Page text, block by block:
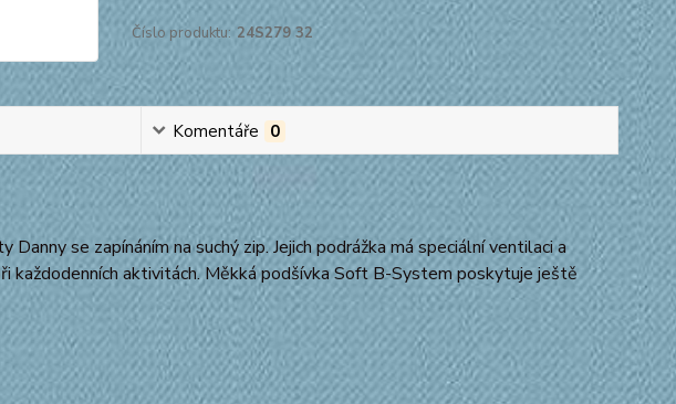
Číslo produktu: 24S279 32
Komentáře 0
se zapínáním na suchý zip. Jejich podrážka má speciální ventilaci a
každodenních aktivitách. Měkká podšívka Soft B-System poskytuje ještě